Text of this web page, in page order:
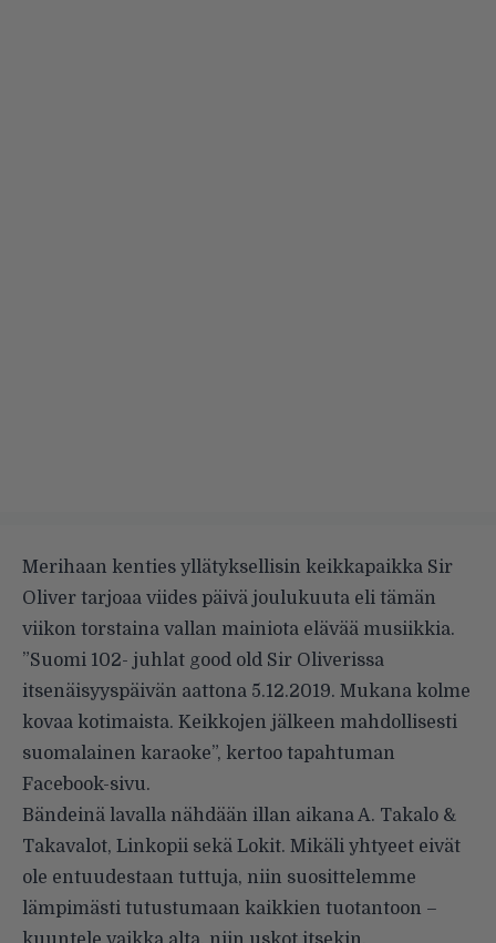
Merihaan kenties yllätyksellisin keikkapaikka Sir
Oliver tarjoaa viides päivä joulukuuta eli tämän
viikon torstaina vallan mainiota elävää musiikkia.
”Suomi 102- juhlat good old Sir Oliverissa
itsenäisyyspäivän aattona 5.12.2019. Mukana kolme
kovaa kotimaista. Keikkojen jälkeen mahdollisesti
suomalainen karaoke”, kertoo tapahtuman
Facebook-sivu.
Bändeinä lavalla nähdään illan aikana A. Takalo &
Takavalot, Linkopii sekä Lokit. Mikäli yhtyeet eivät
ole entuudestaan tuttuja, niin suosittelemme
lämpimästi tutustumaan kaikkien tuotantoon –